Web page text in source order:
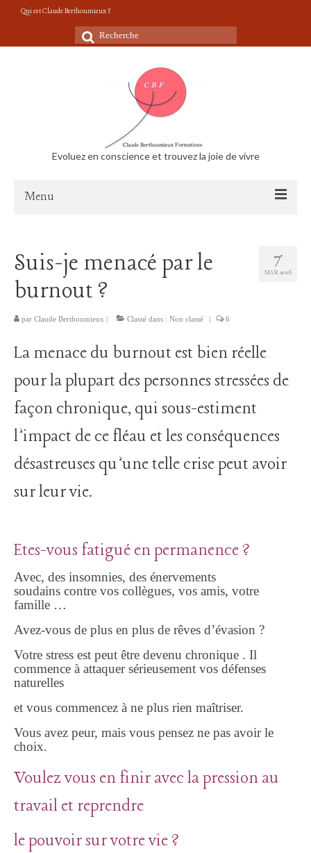
Qui est Claude Berthoumieux ?
Rechercher
:
Evoluez en conscience et trouvez la joie de vivre
Menu
Vidéos Conseils de vie
Le travail m’épuise, suis-je menacé de burnout?
Faire Face à une personne agressive
Que faire après un traumatisme?
L’onde de choc des attentats, vivre après le traumatisme
collectif et individuel
Articles
Publications de Claude Berthoumieux
Prenez un rendez-vous
Qui est Claude Berthoumieux ?
Votre Blog anti-stress
7
MAR 2016
Suis-je menacé par le
burnout ?
par Claude Berthoumieux | Classé dans : Non classé | 6
La menace du burnout est bien réelle
pour la plupart des personnes stressées de
façon chronique, qui sous-estiment
l’impact de ce fléau et les conséquences
désastreuses qu’une telle crise peut avoir
sur leur vie.
Etes-vous fatigué en permanence ?
Avec, des insomnies, des énervements
soudains contre vos collègues, vos amis, votre
famille …
Avez-vous de plus en plus de rêves d’évasion ?
Votre stress est peut être devenu chronique . Il
commence à attaquer sérieusement vos défenses
naturelles
et vous commencez à ne plus rien maîtriser.
Vous avez peur, mais vous pensez ne pas avoir le
choix.
Voulez vous en finir avec la pression au
travail et reprendre
le pouvoir sur votre vie ?